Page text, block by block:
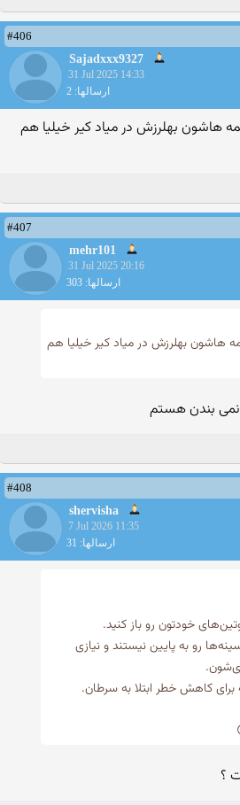
#406
Sajadxxx9327
31 Jul 2025 14:33
ارسالها: 2
هاشون بهلرزش در میاد کیر خیلیا هم
#407
mehr101
31 Jul 2025 20:16
ارسالها: 303
هاشون بهلرزش در میاد کیر خیلیا هم
بندن هستم
#408
shervisha
7 Jul 2026 11:35
ارسالها: 31
خودتون رو باز کنید.
رو به پایین نیستند و نیازی
کاهش خطر ابتلا به سرطان.
؟